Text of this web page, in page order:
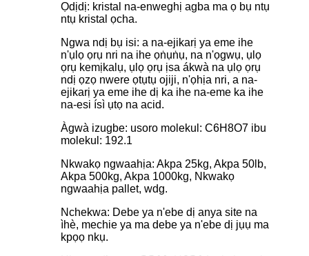
Ọdịdị: kristal na-enweghị agba ma ọ bụ ntụ
ntụ kristal ọcha.
Ngwa ndị bụ isi: a na-ejikarị ya eme ihe
n'ụlọ ọrụ nri na ihe ọṅụṅụ, na n'ọgwụ, ụlọ
ọrụ kemịkalụ, ụlọ ọrụ ịsa ákwà na ụlọ ọrụ
ndị ọzọ nwere ọtụtụ ojiji, n'ọhịa nri, a na-
ejikarị ya eme ihe dị ka ihe na-eme ka ihe
na-esi ísì ụtọ na acid.
Àgwà izugbe: usoro molekul: C6H8O7 ibu
molekul: 192.1
Nkwakọ ngwaahịa: Akpa 25kg, Akpa 50lb,
Akpa 500kg, Akpa 1000kg, Nkwakọ
ngwaahịa pallet, wdg.
Nchekwa: Debe ya n'ebe dị anya site na
ìhè, mechie ya ma debe ya n'ebe dị jụụ ma
kpọọ nkụ.